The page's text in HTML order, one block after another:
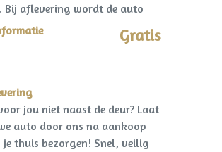
Bij aflevering wordt de auto
op naam gezet en een
van de eventuele inruilauto
Gratis
jou niet naast de deur? Laat
auto door ons na aankoop
je thuis bezorgen! Snel, veilig